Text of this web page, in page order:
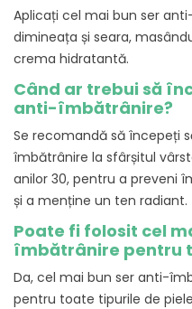
Aplicați cel mai bun ser
dimineața și seara,
crema hidratantă.
Când ar trebui să
anti-îmbătrânire?
Se recomandă să începeți
îmbătrânire la sfârșitul
anilor 30, pentru a preveni
și a menține un ten radiant.
Poate fi folosit cel
îmbătrânire pentru
Da, cel mai bun ser anti-
pentru toate tipurile de